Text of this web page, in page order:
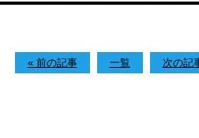
« 前の記事 一覧 次の記